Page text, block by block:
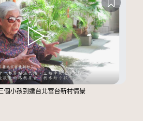
個小孩到達台北富台新村情景